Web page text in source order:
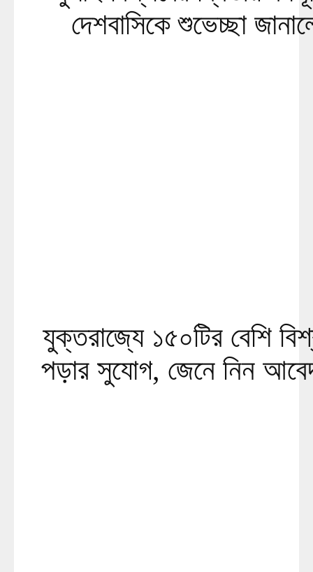
দেশবাসিকে শুভেচ্ছা
যুক্তরাজ্যে ১৫০টির বেশি
পড়ার সুযোগ, জেনে নিন